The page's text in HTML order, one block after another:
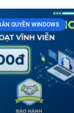
QUYỀN WINDOWS